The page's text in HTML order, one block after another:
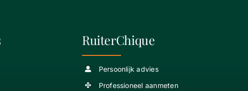
RuiterChique
Persoonlijk advies
Professioneel aanmeten